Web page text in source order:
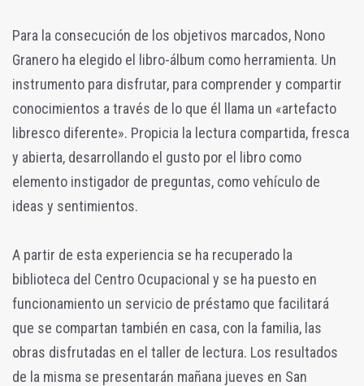
Para la consecución de los objetivos marcados, Nono
Granero ha elegido el libro-álbum como herramienta. Un
instrumento para disfrutar, para comprender y compartir
conocimientos a través de lo que él llama un «artefacto
libresco diferente». Propicia la lectura compartida, fresca
y abierta, desarrollando el gusto por el libro como
elemento instigador de preguntas, como vehículo de
ideas y sentimientos.
A partir de esta experiencia se ha recuperado la
biblioteca del Centro Ocupacional y se ha puesto en
funcionamiento un servicio de préstamo que facilitará
que se compartan también en casa, con la familia, las
obras disfrutadas en el taller de lectura. Los resultados
de la misma se presentarán mañana jueves en San